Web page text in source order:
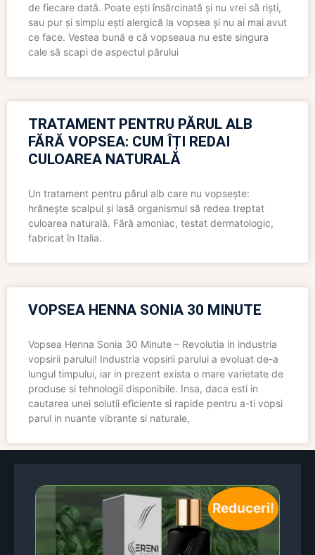
de fiecare dată. Poate ești însărcinată și nu vrei să riști,
sau pur și simplu ești alergică la vopsea și nu ai mai avut
ce face. Vestea bună e că vopseaua nu este singura
cale să scapi de aspectul părului
TRATAMENT PENTRU PĂRUL ALB
FĂRĂ VOPSEA: CUM ÎȚI REDAI
CULOAREA NATURALĂ
Un tratament pentru părul alb care nu vopsește:
hrănește scalpul și lasă organismul să redea treptat
culoarea naturală. Fără amoniac, testat dermatologic,
fabricat în Italia.
VOPSEA HENNA SONIA 30 MINUTE
Vopsea Henna Sonia 30 Minute – Revolutia in industria
vopsirii parului! Industria vopsirii parului a evoluat de-a
lungul timpului, iar in prezent exista o mare varietate de
produse si tehnologii disponibile. Insa, daca esti in
cautarea unei solutii eficiente si rapide pentru a-ti vopsi
parul in nuante vibrante si naturale,
Reduceri!